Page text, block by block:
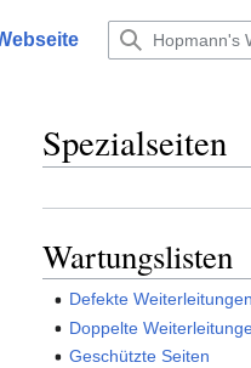
Spezialseiten
Wartungslisten
Defekte
Doppelte
Geschützte Seiten